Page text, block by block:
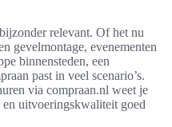
relevant. Of het nu
gevelmontage, evenementen
binnensteden, een
past in veel scenario’s.
via compraan.nl weet je
uitvoeringskwaliteit goed